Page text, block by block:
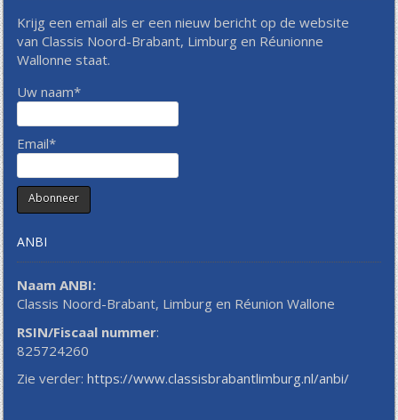
Krijg een email als er een nieuw bericht op de website
van Classis Noord-Brabant, Limburg en Réunionne
Wallonne staat.
Uw naam*
Email*
ANBI
Naam ANBI:
Classis Noord-Brabant, Limburg en Réunion Wallone
RSIN/Fiscaal nummer:
825724260
Zie verder:https://www.classisbrabantlimburg.nl/anbi/